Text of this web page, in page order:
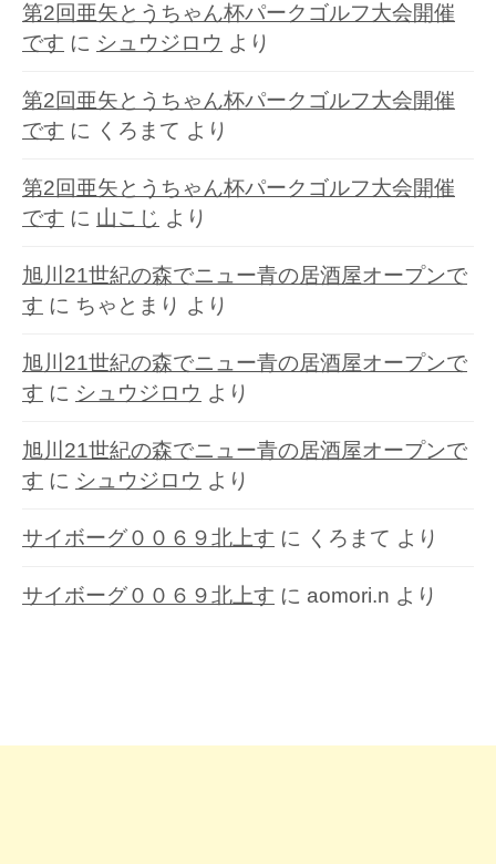
第2回亜矢とうちゃん杯パークゴルフ大会開催
です に シュウジロウ より
第2回亜矢とうちゃん杯パークゴルフ大会開催
です に くろまて より
第2回亜矢とうちゃん杯パークゴルフ大会開催
です に 山こじ より
旭川21世紀の森でニュー青の居酒屋オープンで
す に ちゃとまり より
旭川21世紀の森でニュー青の居酒屋オープンで
す に シュウジロウ より
旭川21世紀の森でニュー青の居酒屋オープンで
す に シュウジロウ より
サイボーグ００６９北上す に くろまて より
サイボーグ００６９北上す に aomori.n より